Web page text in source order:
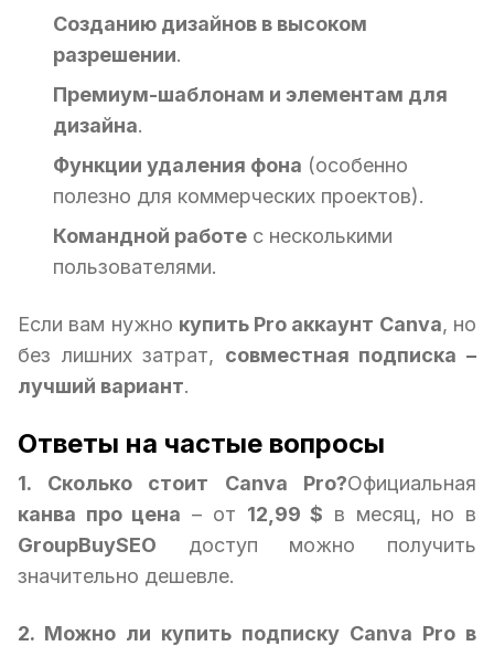
Созданию дизайнов в высоком
разрешении.
Премиум-шаблонам и элементам для
дизайна.
Функции удаления фона (особенно
полезно для коммерческих проектов).
Командной работе с несколькими
пользователями.
Если вам нужно купить Pro аккаунт Canva, но
без лишних затрат, совместная подписка –
лучший вариант.
Ответы на частые вопросы
1. Сколько стоит Canva Pro?Официальная
канва про цена – от 12,99 $ в месяц, но в
GroupBuySEO доступ можно получить
значительно дешевле.
2. Можно ли купить подписку Canva Pro в